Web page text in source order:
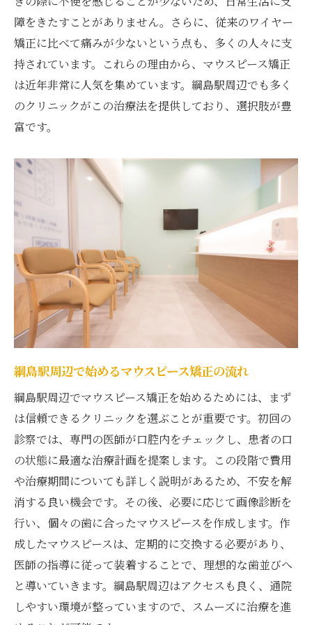
クリニックごとの初診料の比較
口コミで選ぶ信頼できる綱島駅の矯正クリニッ
ク
信頼できるクリニックの見極め方
口コミで見えてくるクリニックの実態
口コミで選ぶマウスピース矯正のポイント
実際の体験談から学ぶクリニック選び
綱島駅のマウスピース矯正で注目する分割払い
プラン
分割払いプランの特徴と利点
負担を軽減するための支払い方法
分割払いを選ぶ際の注意点
綱島駅での分割払い対応クリニック
月々の支払いで負担を減らす
透明で快適マウスピース矯正の費用対効果を理
解する
透明なマウスピース矯正のコスト解析
快適な治療体験のための費用対効果
綱島駅でのコストパフォーマンスの検証
長期的に見たコストと効果のバランス
効果を実感するための選び方
透明性と快適性を兼ね備えた治療
治療開始前に知るべきポイント綱島駅の矯正事
障をきたすことがありません。さらに、従来のワイヤー
矯正に比べて痛みが少ないという点も、多くの人々に支
持されています。これらの理由から、マウスピース矯正
は近年非常に人気を集めています。綱島駅周辺でも多く
のクリニックがこの治療法を提供しており、選択肢が豊
富です。
綱島駅周辺で始めるマウスピース矯正の流れ
綱島駅周辺でマウスピース矯正を始めるためには、まず
は信頼できるクリニックを選ぶことが重要です。初回の
診察では、専門の医師が口腔内をチェックし、患者の口
の状態に最適な治療計画を提案します。この段階で費用
や治療期間についても詳しく説明があるため、不安を解
消する良い機会です。その後、必要に応じて画像診断を
行い、個々の歯に合ったマウスピースを作成します。作
成したマウスピースは、定期的に交換する必要があり、
医師の指導に従って装着することで、理想的な歯並びへ
と導いていきます。綱島駅周辺はアクセスも良く、通院
しやすい環境が整っていますので、スムーズに治療を進